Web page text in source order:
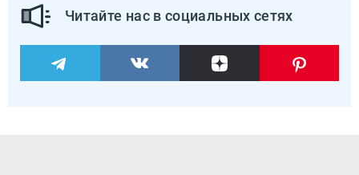
Читайте нас в социальных сетях